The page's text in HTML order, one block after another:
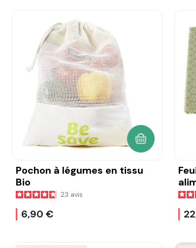
Pochon à légumes en tissu
Bio
23 avis
6,90 €
AJOUTER AU